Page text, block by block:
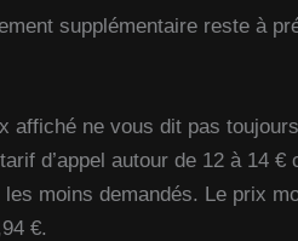
supplémentaire reste à
affiché ne vous dit pas toujours
d’appel autour de 12 à 14
les moins demandés. Le prix
€.